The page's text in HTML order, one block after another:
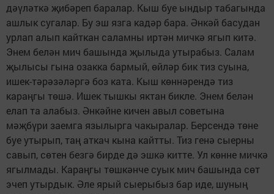
дәүләткә җибәреп баралар. Кыш буе ындыр табагында
ашлык сугалар. Бу эш язга кадәр бара. Әнкәй басудан
урлап алып кайткан саламны иртән мичкә ягып китә.
Энем белән мич башында җылыда утырабыз. Салам
җылысы гына озакка бармый, өйләр бик тиз суына,
ишек-тәрәзәләргә боз ката. Кыш көннәрендә тиз
караңгы төшә. Ишек тышкы яктан бикле. Энем белән
елап та алабыз. Әнкәйне кичен авыл советына
мәҗбүри заемга язылырга чакыралар. Берсендә төне
буе утырып, таң аткач кына кайтты. Тиз генә сыерны
савып, сөтен безгә бирде дә эшкә китте. Ул көнне мичкә
ягылмады. Караңгы төшкәнче суык мич башында сөт
эчеп утырдык. Әле ярый сыерыбыз бар иде, шуның